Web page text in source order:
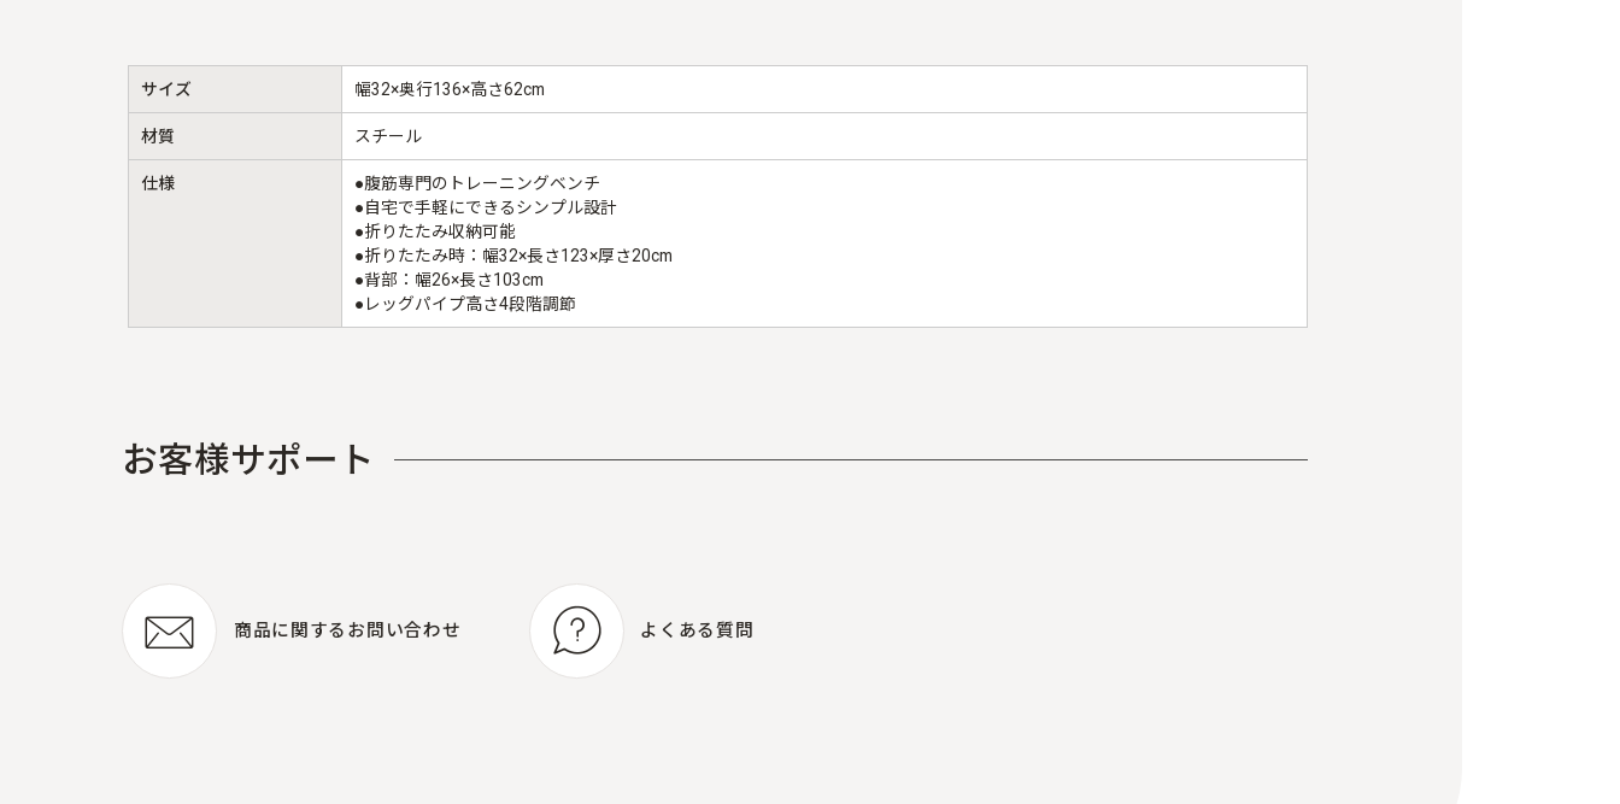
サイズ 幅32×奥行136×高さ62cm
材質 スチール
仕様
●腹筋専門のトレーニングベンチ
●自宅で手軽にできるシンプル設計
●折りたたみ収納可能
●折りたたみ時：幅32×長さ123×厚さ20cm
●背部：幅26×長さ103cm
●レッグパイプ高さ4段階調節
お客様サポー ト
商品に関する お問い合わせ
よくある質問